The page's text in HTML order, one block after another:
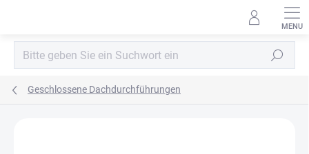
Suchen
Geschlossene Dachdurchführungen